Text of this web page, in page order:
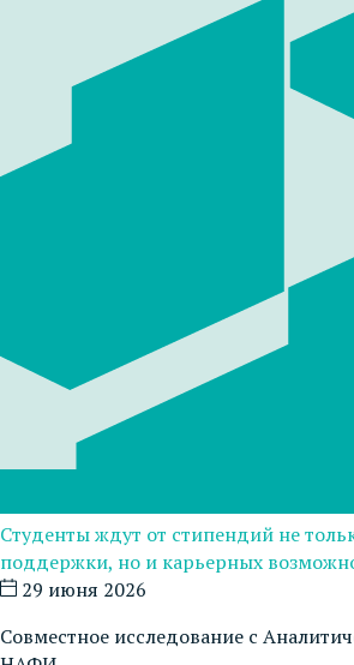
Студенты ждут от стипендий не
поддержки, но и карьерных
29 июня 2026
Совместное исследование с